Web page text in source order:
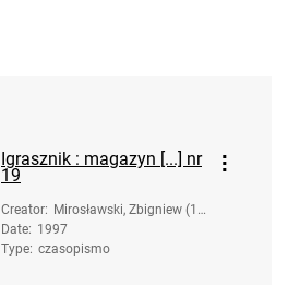
Igrasznik : magazyn [...] nr
19
Creator: Mirosławski, Zbigniew (19
58-). Opracowanie
Date: 1997
Type: czasopismo